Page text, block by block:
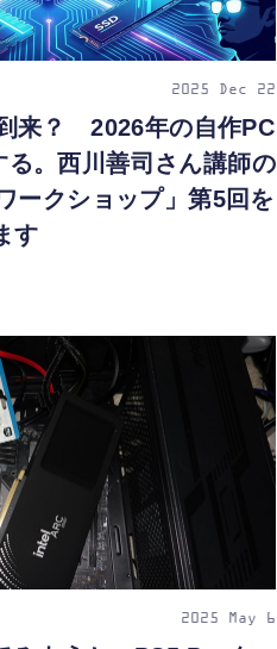
2025 Dec 22
来？ 2026年の自作PC
。西川善司さん講師の
ークショップ」第5回を
す
2025 May 6